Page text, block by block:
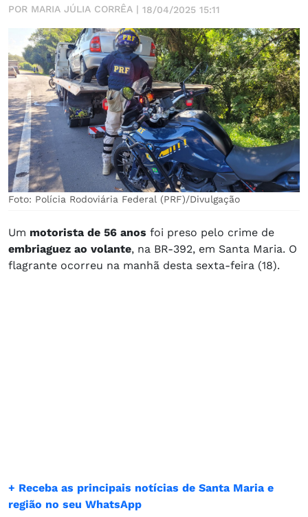
POR MARIA JÚLIA CORRÊA | 18/04/2025 15:11
Foto: Polícia Rodoviária Federal (PRF)/Divulgação
Um motorista de 56 anos foi preso pelo crime de
embriaguez ao volante, na BR-392, em Santa Maria. O
flagrante ocorreu na manhã desta sexta-feira (18).
+ Receba as principais notícias de Santa Maria e
região no seu WhatsApp